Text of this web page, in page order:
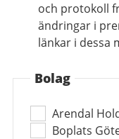
och protokoll
ändringar i
länkar i dessa
Bolag
Arendal
Boplats